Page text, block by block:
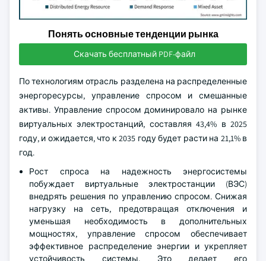
Понять основные тенденции рынка
Скачать бесплатный PDF-файл
По технологиям отрасль разделена на распределенные
энергоресурсы, управление спросом и смешанные
активы. Управление спросом доминировало на рынке
виртуальных электростанций, составляя 43,4% в 2025
году, и ожидается, что к 2035 году будет расти на 21,1% в
год.
Рост спроса на надежность энергосистемы
побуждает виртуальные электростанции (ВЭС)
внедрять решения по управлению спросом. Снижая
нагрузку на сеть, предотвращая отключения и
уменьшая необходимость в дополнительных
мощностях, управление спросом обеспечивает
эффективное распределение энергии и укрепляет
устойчивость системы. Это делает его